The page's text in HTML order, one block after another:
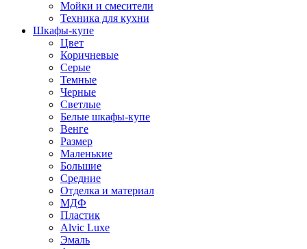
Мойки и смесители
Техника для кухни
Шкафы-купе
Цвет
Коричневые
Серые
Темные
Черные
Светлые
Белые шкафы-купе
Венге
Размер
Маленькие
Большие
Средние
Отделка и материал
МДФ
Пластик
Alvic Luxe
Эмаль